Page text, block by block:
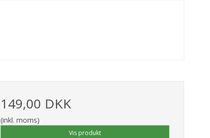
149,00 DKK
(inkl. moms)
Vis produkt